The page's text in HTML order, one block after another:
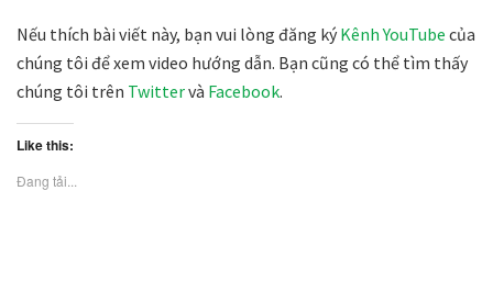
Nếu thích bài viết này, bạn vui lòng đăng ký Kênh YouTube của
chúng tôi để xem video hướng dẫn. Bạn cũng có thể tìm thấy
chúng tôi trên Twittervà Facebook.
Like this:
Đang tải...